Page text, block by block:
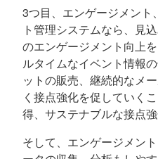
3つ目、エンゲージメント
ト管理システムなら、見
のエンゲージメント向上
ルタイムなイベント情報
ットの販売、継続的なメ
く接点強化を促していく
得、サステナブルな接点
そして、エンゲージメン